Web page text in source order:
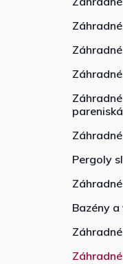
pareniská
Pergoly
Bazény